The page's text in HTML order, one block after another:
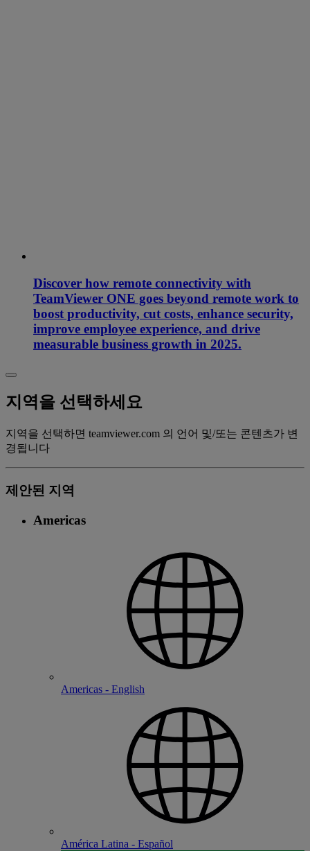
Discover how remote connectivity with
TeamViewer ONE goes beyond remote work to
boost productivity, cut costs, enhance security,
improve employee experience, and drive
measurable business growth in 2025.
지역을 선택하세요
지역을 선택하면 teamviewer.com 의 언어 및/또는 콘텐츠가 변
경됩니다
제안된 지역
Americas
Americas - English
América Latina - Español